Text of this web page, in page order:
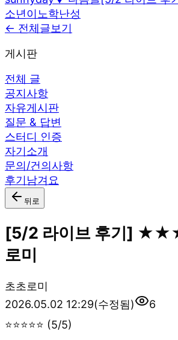
소년이노학난성
← 전체글보기
게시판
전체 글
공지사항
자유게시판
질문 & 답변
스터디 인증
자기소개
문의/건의사항
후기남겨요
뒤로
[5/2 라이브 후기]
로미
초초로미
2026.05.02 12:29(수정됨)
6
⭐⭐⭐⭐⭐ (5/5)